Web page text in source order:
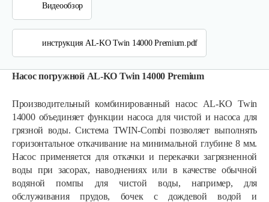
Видеообзор
инструкция AL-KO Twin 14000 Premium.pdf
Насос погружной AL-KO Twin 14000 Premium
Производительный комбинированный насос AL-KO Twin
14000 объединяет функции насоса для чистой и насоса для
грязной воды. Система TWIN-Combi позволяет выполнять
горизонтальное откачивание на минимальной глубине 8 мм.
Насос применяется для откачки и перекачки загрязненной
воды при засорах, наводнениях или в качестве обычной
водяной помпы для чистой воды, например, для
обслуживания прудов, бочек с дождевой водой и